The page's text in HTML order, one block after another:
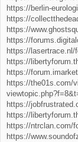
https://berlin-
https://
https://
https://
https://lasertrace.nl/
https://
https://
https://the01s.com/
https://
https://
https://ntrclan.com/
https://